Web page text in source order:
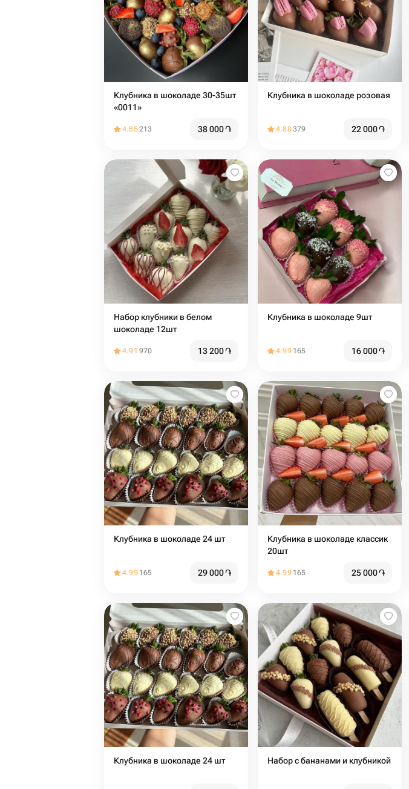
Клубника в шоколаде 30-35шт
«0011»
4.85213 38 000֏
Клубника в шоколаде розовая
4.88379 22 000֏
Набор клубники в белом
шоколаде 12шт
4.91 970 13 200֏
Клубника в шоколаде 9шт
4.99 165 16 000֏
Клубника в шоколаде 24 шт
4.99 165 29 000֏
Клубника в шоколаде классик
20шт
4.99 165 25 000֏
Клубника в шоколаде 24 шт Набор с бананами и клубникой